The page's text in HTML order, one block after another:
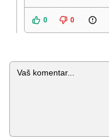
0 0
Komentar